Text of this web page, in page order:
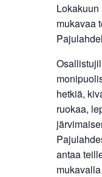
mukavaa
hetkiä,
ruokaa,
antaa